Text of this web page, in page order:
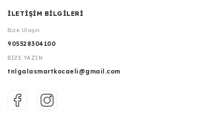
İLETİŞİM BİLGİLERİ
Bize Ulaşın
905528304100
BİZE YAZIN
tnlgalasmartkocaeli@gmail.com